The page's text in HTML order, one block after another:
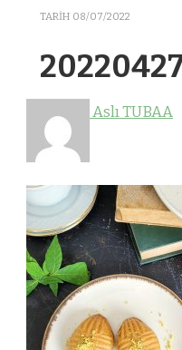
TARIH 08/07/2022
Aslı TUBAA